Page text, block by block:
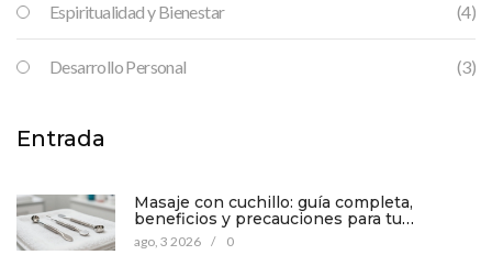
Espiritualidad y Bienestar (4)
Desarrollo Personal (3)
Entrada
Masaje con cuchillo: guía completa,
beneficios y precauciones para tu
bienestar
ago, 3 2026 / 0